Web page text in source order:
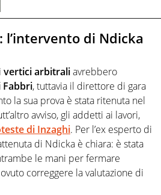
l’intervento di Ndicka
vertici arbitraliavrebbero
Fabbri, tuttavia il direttore di gara
la sua prova è stata ritenuta nel
avviso, gli addetti ai lavori,
di Inzaghi. Per l’ex esperto di
di Ndicka è chiara: è stata
le mani per fermare
correggere la valutazione di